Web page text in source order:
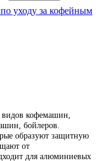
уходу за кофейным
видов кофемашин,
бойлеров.
образуют защитную
от
для алюминиевых